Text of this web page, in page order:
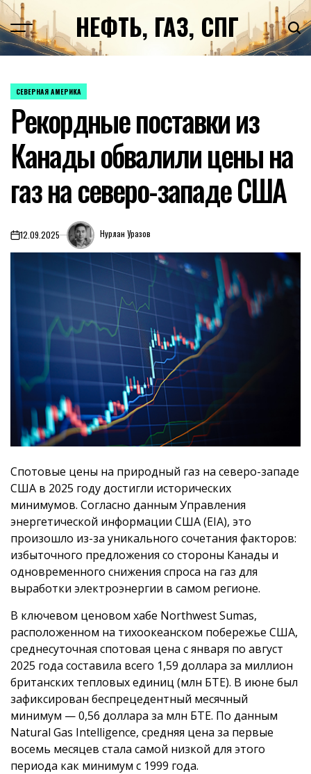
Перейти
к
содержимомуНЕФТЬ, ГАЗ, СПГ
ОПУБЛИКОВАНО
СЕВЕРНАЯ АМЕРИКА
Рекордные поставки из
Канады обвалили цены на
газ на северо-западе США
on12.09.2025 Нурлан Уразов
Спотовые цены на природный газ на северо-западе
США в 2025 году достигли исторических
минимумов. Согласно данным Управления
энергетической информации США (EIA), это
произошло из-за уникального сочетания факторов:
избыточного предложения со стороны Канады и
одновременного снижения спроса на газ для
выработки электроэнергии в самом регионе.
В ключевом ценовом хабе Northwest Sumas,
расположенном на тихоокеанском побережье США,
среднесуточная спотовая цена с января по август
2025 года составила всего 1,59 доллара за миллион
британских тепловых единиц (млн БТЕ). В июне был
зафиксирован беспрецедентный месячный
минимум — 0,56 доллара за млн БТЕ. По данным
Natural Gas Intelligence, средняя цена за первые
восемь месяцев стала самой низкой для этого
периода как минимум с 1999 года.